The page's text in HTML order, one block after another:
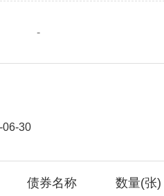
-
06-30
债券名称 数量(张)